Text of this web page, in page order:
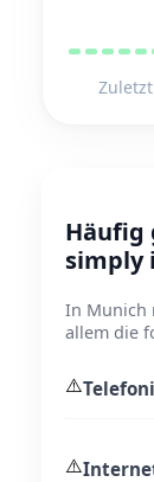
Häufig
simply
In Munich
allem die
⚠️
⚠️